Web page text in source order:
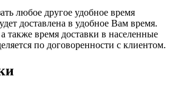
любое другое удобное время
доставлена в удобное Вам время.
также время доставки в населенные
по договоренности с клиентом.